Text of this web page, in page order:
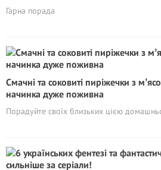
Гарна порада
Смачні та соковиті пиріжечки з
начинка дуже поживна
Порадуйте своїх близьких цією